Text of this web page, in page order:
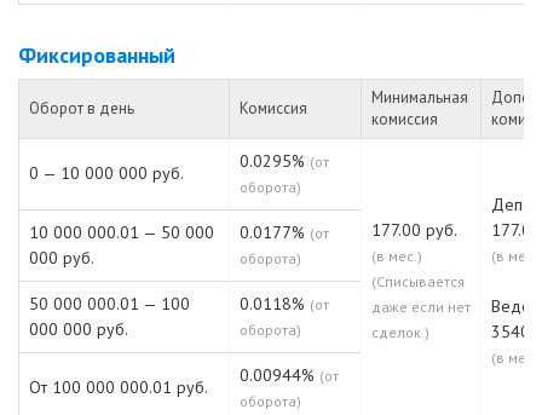
Фиксированный
Оборот в день Комиссия
Минимальная
комиссия
0 — 10 000 000 руб.
0.0295% (от
оборота)
177.00 руб.
(в мес.)
(Списывается
даже если нет
сделок.)
Депо:
(в мес.)
(в мес.)
10 000 000.01 — 50 000
000 руб.
0.0177% (от
оборота)
50 000 000.01 — 100
000 000 руб.
0.0118% (от
оборота)
От 100 000 000.01 руб.
0.00944% (от
оборота)